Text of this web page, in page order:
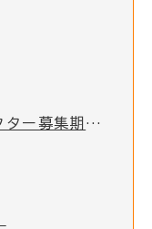
図書館のマスコットキャラクター募集期間終了